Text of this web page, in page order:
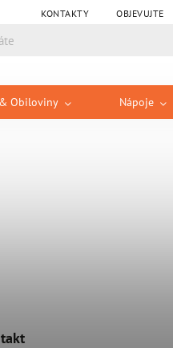
KONTAKTY OBJEVUJTE
Obiloviny Nápoje